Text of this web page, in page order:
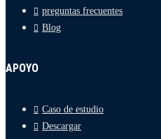
preguntas frecuentes
Blog
APOYO
Caso de estudio
Descargar